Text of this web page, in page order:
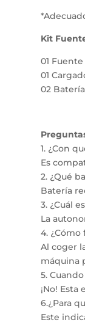
Kit
01
01
02
1. ¿Con
Es
2. ¿Qué
Batería
3. ¿Cuál
La
4.
Al coger
máquina
5.
¡No!
6.¿Para
Este